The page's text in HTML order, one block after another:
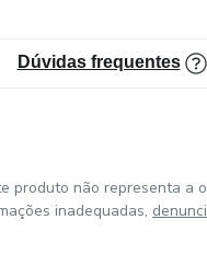
Dúvidas frequentes
produto não representa a
inadequadas,